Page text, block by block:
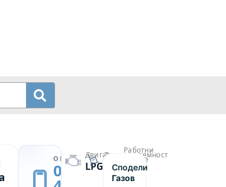
ОБАДИ СЕ
0889
Двигател
LPG
Товароподемност
1800
Работни
часове
3708
Сподели
Газов